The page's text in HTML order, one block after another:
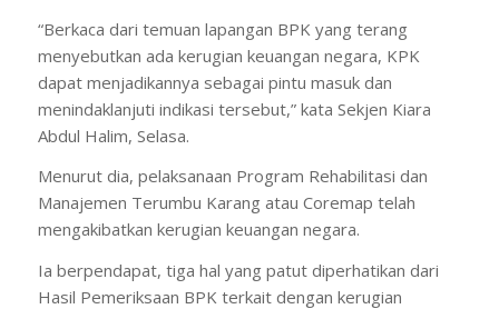
“Berkaca dari temuan lapangan BPK yang terang
menyebutkan ada kerugian keuangan negara, KPK
dapat menjadikannya sebagai pintu masuk dan
menindaklanjuti indikasi tersebut,” kata Sekjen Kiara
Abdul Halim, Selasa.
Menurut dia, pelaksanaan Program Rehabilitasi dan
Manajemen Terumbu Karang atau Coremap telah
mengakibatkan kerugian keuangan negara.
Ia berpendapat, tiga hal yang patut diperhatikan dari
Hasil Pemeriksaan BPK terkait dengan kerugian